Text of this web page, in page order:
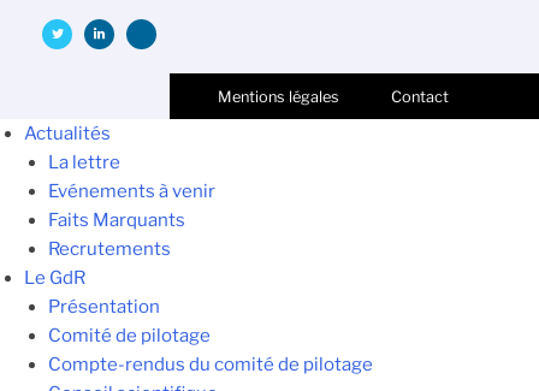
Mentions légales Contact
Actualités
La lettre
Evénements à venir
Faits Marquants
Recrutements
Le GdR
Présentation
Comité de pilotage
Compte-rendus du comité de pilotage